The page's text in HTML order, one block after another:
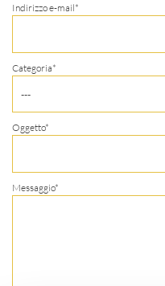
Indirizzo e-mail*
Categoria*
---
Oggetto*
Messaggio*